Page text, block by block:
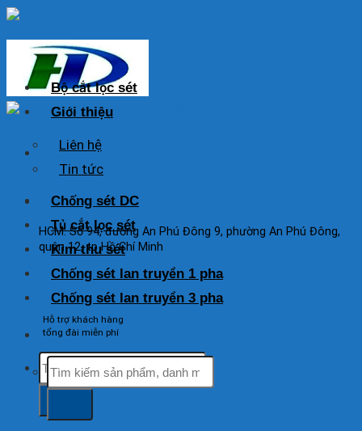
Skip
content
HOTLINE: 0925 038 097
HCM: Số 94, đường An Phú Đông 9, phường An Phú Đông,
quận 12, tp Hồ Chí Minh
Hỗ trợ khách hàng
tổng đài miễn phí
Tìm
kiếm:
Bộ cắt lọc sét
Giới thiệu
Liên hệ
Tin tức
Chống sét DC
Tủ cắt lọc sét
Kim thu sét
Chống sét lan truyền 1 pha
Chống sét lan truyền 3 pha
Tìm
kiếm: